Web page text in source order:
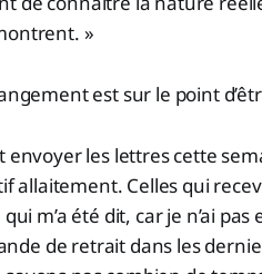
»
est sur le point
envoyer les lettres cette
allaitement. Celles qui
m’a été dit, car je n’ai
de retrait dans les